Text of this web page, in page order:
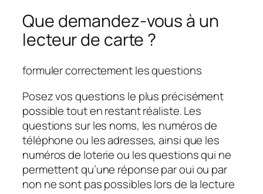
Que demandez-vous à un
lecteur de carte ?
formuler correctement les questions
Posez vos questions le plus précisément
possible tout en restant réaliste. Les
questions sur les noms, les numéros de
téléphone ou les adresses, ainsi que les
numéros de loterie ou les questions qui ne
permettent qu’une réponse par oui ou par
non ne sont pas possibles lors de la lecture